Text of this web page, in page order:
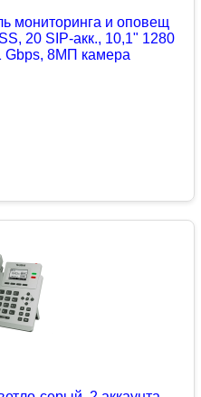
мониторинга и оповещ
20 SIP-акк., 10,1" 1280
Gbps, 8МП камера